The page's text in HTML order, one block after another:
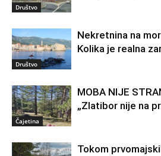
Društvo
Društvo
Nekretnina na
Kolika je realna
Čajetina
MOBA NIJE
„Zlatibor nije na
Tokom